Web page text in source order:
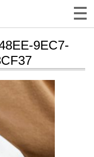
9EC7-